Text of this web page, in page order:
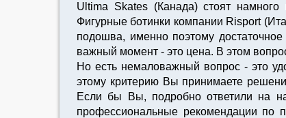
Ultima Skates (Канада) стоят
Фигурные ботинки компании Risport
подошва, именно поэтому
важный момент - это цена. В этом
Но есть немаловажный вопрос - это
этому критерию Вы принимаете
Если бы Вы, подробно ответили на
профессиональные рекомендации по